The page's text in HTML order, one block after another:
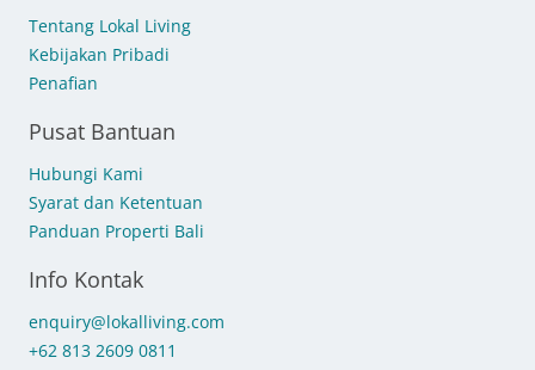
Tentang Lokal Living
Kebijakan Pribadi
Penafian
Pusat Bantuan
Hubungi Kami
Syarat dan Ketentuan
Panduan Properti Bali
Info Kontak
enquiry@lokalliving.com
+62 813 2609 0811